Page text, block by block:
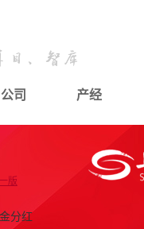
公司 产经
版
分红